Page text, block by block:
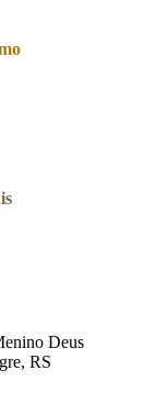
Deus
RS